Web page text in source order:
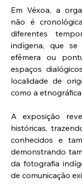
Em Véxoa, a
não é
diferentes
indígena, que
efêmera ou
espaços
localidade de
como a
A exposição
históricas,
conhecidos e
demonstrando
da fotografia
de comunicação